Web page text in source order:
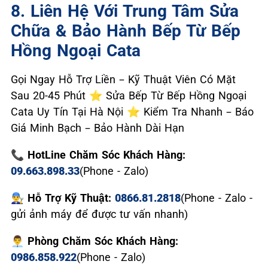
8. Liên Hệ Với Trung Tâm Sửa
Chữa & Bảo Hành Bếp Từ Bếp
Hồng Ngoại Cata
Gọi Ngay Hỗ Trợ Liền – Kỹ Thuật Viên Có Mặt
Sau 20-45 Phút ⭐ Sửa Bếp Từ Bếp Hồng Ngoại
Cata Uy Tín Tại Hà Nội ⭐ Kiểm Tra Nhanh – Báo
Giá Minh Bạch – Bảo Hành Dài Hạn
📞 HotLine Chăm Sóc Khách Hàng:
09.663.898.33(Phone - Zalo)
👨‍🔧 Hỗ Trợ Kỹ Thuật: 0866.81.2818(Phone - Zalo -
gửi ảnh máy để được tư vấn nhanh)
👨‍💼 Phòng Chăm Sóc Khách Hàng:
0986.858.922(Phone - Zalo)